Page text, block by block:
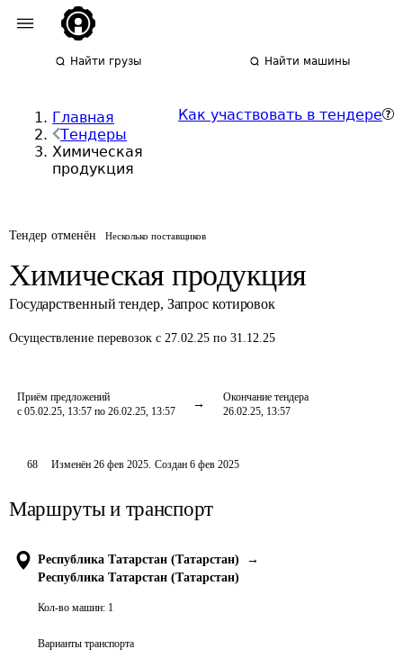
Найти грузы Найти машины
Главная
Тендеры
Химическая
продукция
Как участвовать в тендере
Тендер отменён Несколько поставщиков
Химическая продукция
Государственный тендер, Запрос котировок
Осуществление перевозок с 27.02.25 по 31.12.25
Приём предложений
с 05.02.25, 13:57 по 26.02.25, 13:57
Окончание тендера
26.02.25, 13:57
68 Изменён26 фев 2025. Создан 6 фев 2025
Маршруты и транспорт
Республика Татарстан (Татарстан)
→
Республика Татарстан (Татарстан)
Кол-во машин: 1
Варианты транспорта